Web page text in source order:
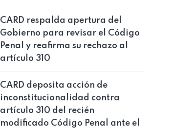
CARD respalda apertura del
Gobierno para revisar el Código
Penal y reafirma su rechazo al
artículo 310
CARD deposita acción de
inconstitucionalidad contra
artículo 310 del recién
modificado Código Penal ante el